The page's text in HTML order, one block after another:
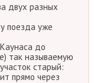
двух разных
поезда уже
до
так называемую
старый:
прямо через